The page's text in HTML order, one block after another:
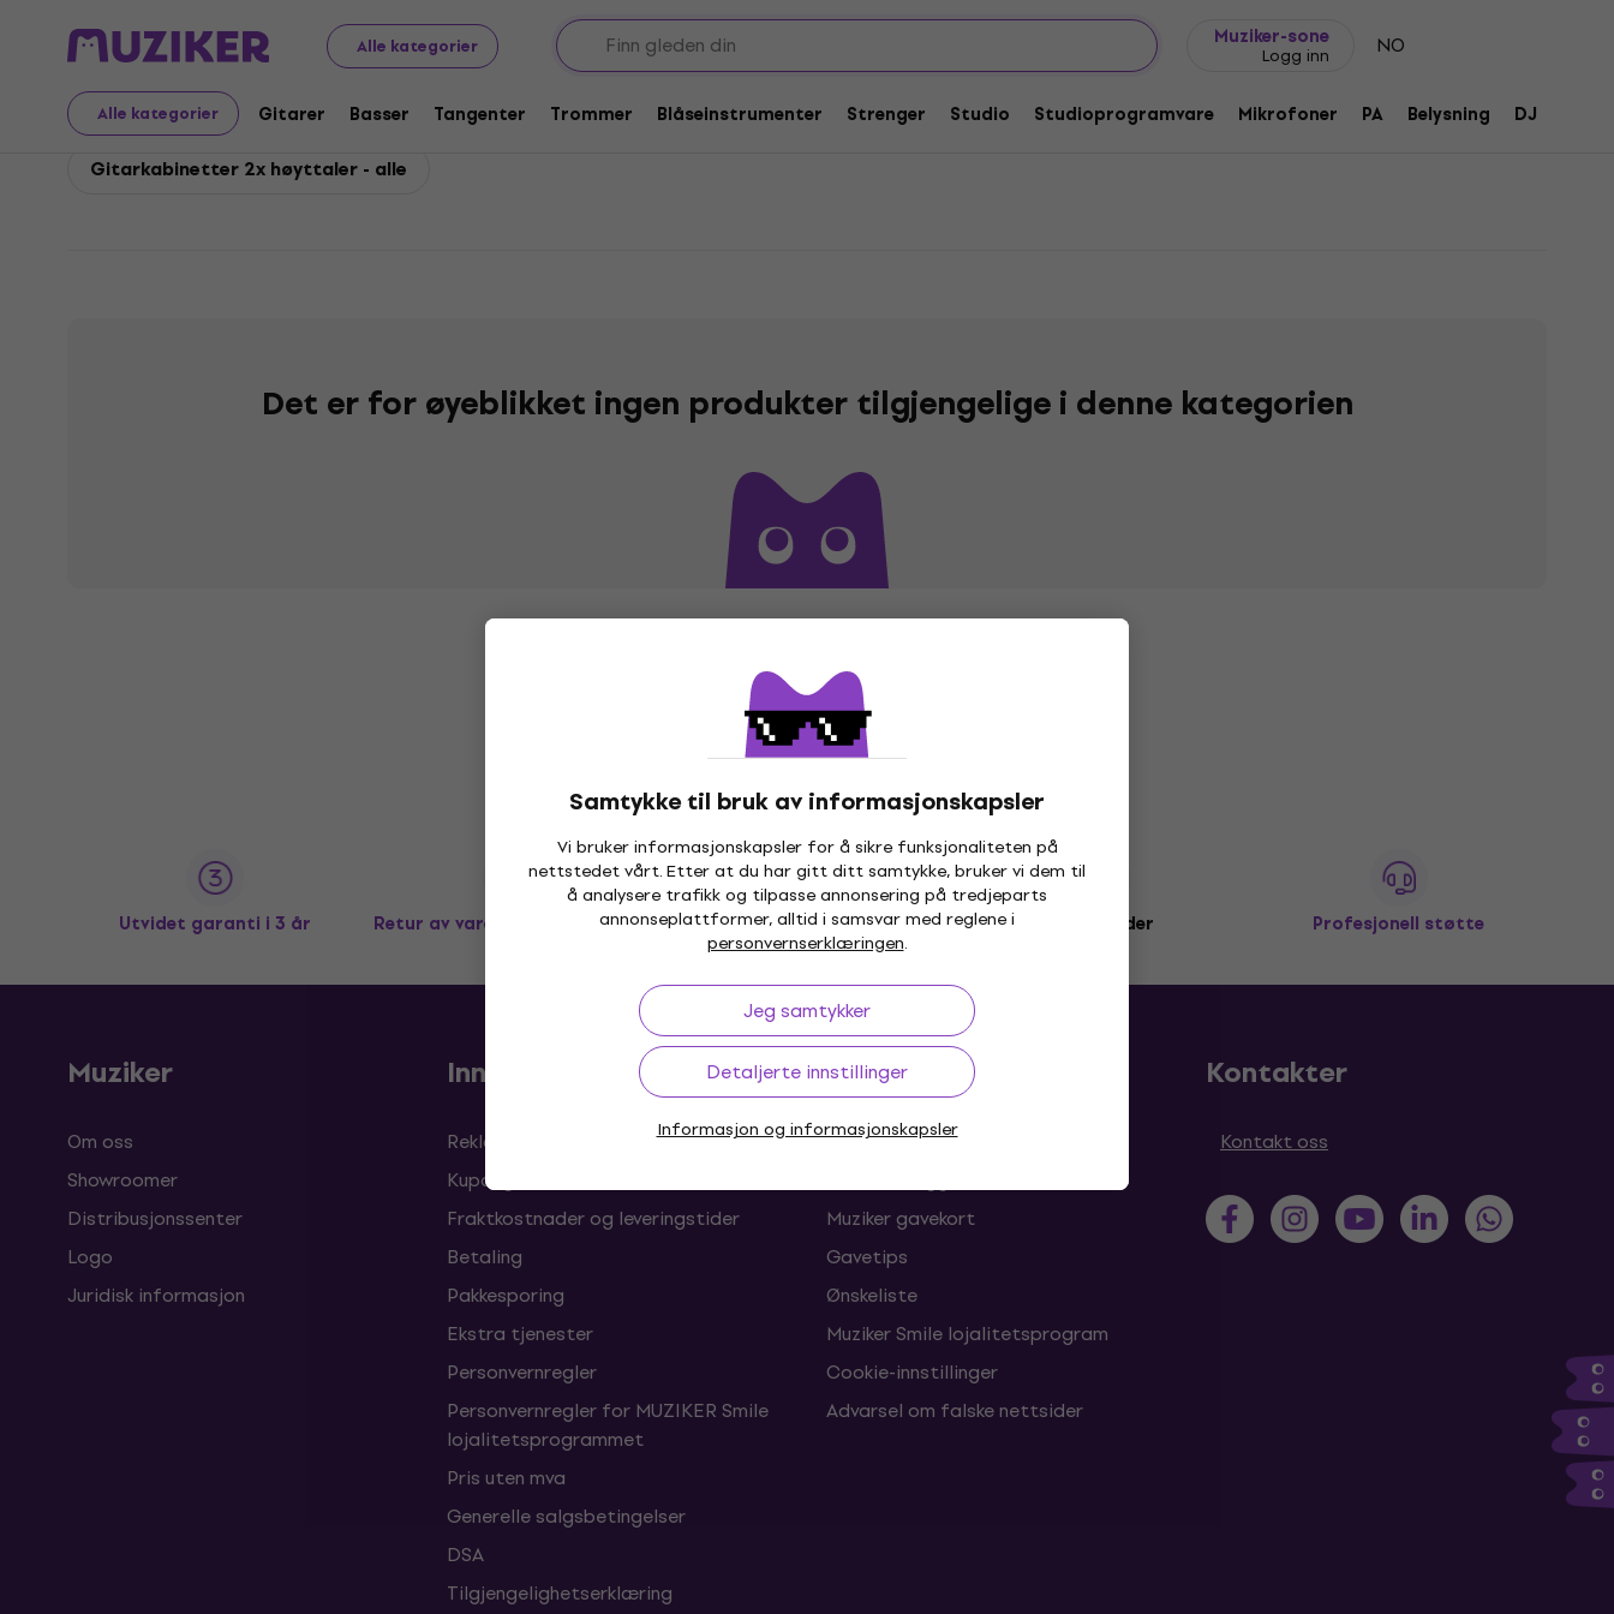
Alle kategorier
Muziker-sone
Logg inn NO
Alle kategorier Gitarer Basser Tangenter Trommer Blåseinstrumenter Strenger Studio Studioprogramvare Mikrofoner PA Belysning DJ
Samtykke til bruk av informasjonskapsler
Vi bruker informasjonskapsler for å sikre funksjonaliteten på
nettstedet vårt. Etter at du har gitt ditt samtykke, bruker vi dem til
å analysere trafikk og tilpasse annonsering på tredjeparts
annonseplattformer, alltid i samsvar med reglene i
personvernserklæringen.
Jeg samtykker
Detaljerte innstillinger
Informasjon og informasjonskapsler
Marshall Gitarer Gitarkabinetter Marshall Gitarkabinetter 2x høyttaler
Marshall Gitarkabinetter 2x høyttaler
Gitarkabinetter 2x høyttaler - alle
Det er for øyeblikket ingen produkter tilgjengelige i denne kategorien
Utvidet garanti i 3 år Retur av varer opptil 30 dager Prisgaranti 3M+ kunder Profesjonell støtte
Muziker
Om oss
Showroomer
Distribusjonssenter
Logo
Juridisk informasjon
Innkjøp
Reklamasjoner og angrerett
Kuponger
Fraktkostnader og leveringstider
Betaling
Pakkesporing
Ekstra tjenester
Personvernregler
Personvernregler for MUZIKER Smile
lojalitetsprogrammet
Pris uten mva
Generelle salgsbetingelser
DSA
Tilgjengelighetserklæring
Useful links
FAQ – Ofte stilte spørsmål
Muziker gavekort
Gavetips
Ønskeliste
Muziker Smile lojalitetsprogram
Cookie-innstillinger
Advarsel om falske nettsider
Kontakter
Kontakt oss